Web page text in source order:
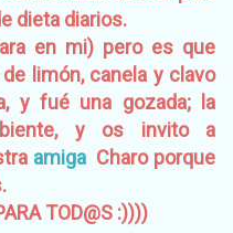
dieta diarios.
en mi) pero es que
limón, canela y clavo
y fué una gozada; la
y os invito a
amigaCharo porque
TOD@S :))))